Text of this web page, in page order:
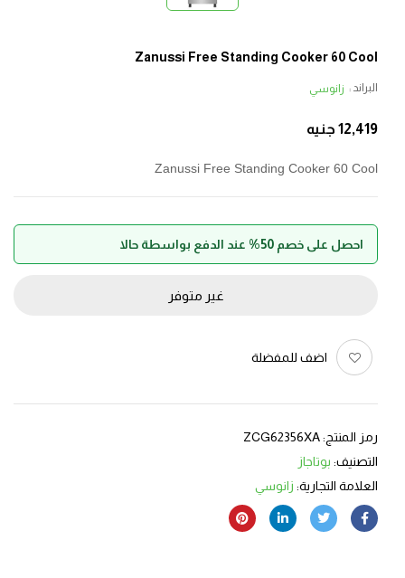
Zanussi Free Standing Cooker 60 Cool
البراند : زانوسي
12,419 جنيه
Zanussi Free Standing Cooker 60 Cool
احصل على خصم 50% عند الدفع بواسطة حالا
غير متوفر
اضف للمفضلة
رمز المنتج:ZCG62356XA
التصنيف: بوتاجاز
العلامة التجارية: زانوسي